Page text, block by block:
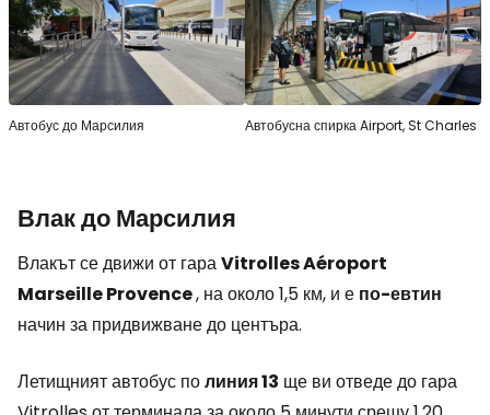
Автобус до Марсилия Автобусна спирка Airport, St Charles
Влак до Марсилия
Влакът се движи от гараVitrolles Aéroport
Marseille Provence, на около 1,5 км, и е по-евтин
начин за придвижване до центъра.
Летищният автобус полиния 13 ще ви отведе до гара